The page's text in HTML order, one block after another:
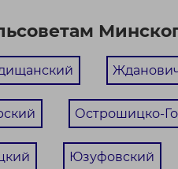
Острошицко-
Юзуфовский